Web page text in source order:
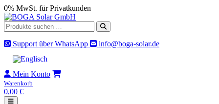
Skip
to
content
0% MwSt. für Privatkunden
Suche
nach:
Support über WhatsApp
info@boga-solar.de
Mein Konto
Warenkorb
0,00 €